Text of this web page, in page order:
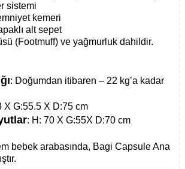
sistemi
kemeri
alt sepet
(Footmuff) ve yağmurluk dahildir.
: Doğumdan itibaren – 22 kg’a kadar
X G:55.5 X D:75 cm
: H: 70 X G:55X D:70 cm
bebek arabasında, Bagi Capsule Ana